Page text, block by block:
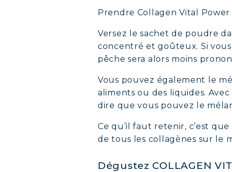
Prendre Collagen Vital Power
Versez le sachet de poudre
concentré et goûteux. Si
pêche sera alors moins
Vous pouvez également le
aliments ou des liquides.
dire que vous pouvez le
Ce qu’il faut retenir, c’est
de tous les collagènes sur le
Dégustez COLLAGEN